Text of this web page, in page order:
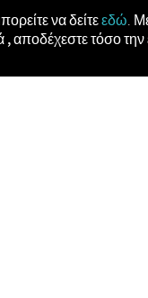
να δείτεεδώ .
,αποδέχεστε τόσο